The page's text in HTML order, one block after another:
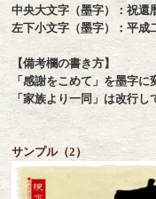
中央大文字（墨字）：祝還
左下小文字（墨字）：平
【備考欄の書き方】
「感謝をこめて」を墨字
「家族より一同」は改行し
サンプル（2）